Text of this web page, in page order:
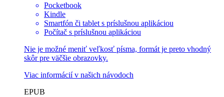
Pocketbook
Kindle
Smartfón či tablet s príslušnou aplikáciou
Počítač s príslušnou aplikáciou
Nie je možné meniť veľkosť písma, formát je preto vhodný
skôr pre väčšie obrazovky.
Viac informácií v našich návodoch
EPUB